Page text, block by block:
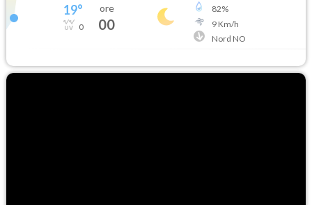
19°
0
ore
00
82%
9Km/h
Nord NO